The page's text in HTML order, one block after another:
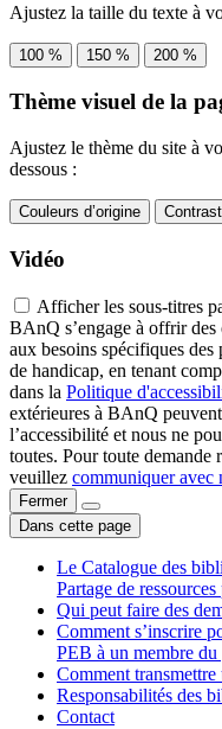
Ajustez la taille du texte à
100 % 150 % 200 %
Thème visuel de la
Ajustez le thème du site à
dessous :
Couleurs d’origine
Vidéo
Afficher les sous-titres
BAnQ s’engage à offrir
aux besoins spécifiques des
de handicap, en tenant
dans la Politique
extérieures à BAnQ
l’accessibilité et nous ne
toutes. Pour toute demande
veuillez communiquer avec
Fermer
Dans cette page
Le Catalogue des
Partage de
Qui peut faire des
Comment s’inscrire
PEB à un membre du
Comment
Responsabilités des
Contact